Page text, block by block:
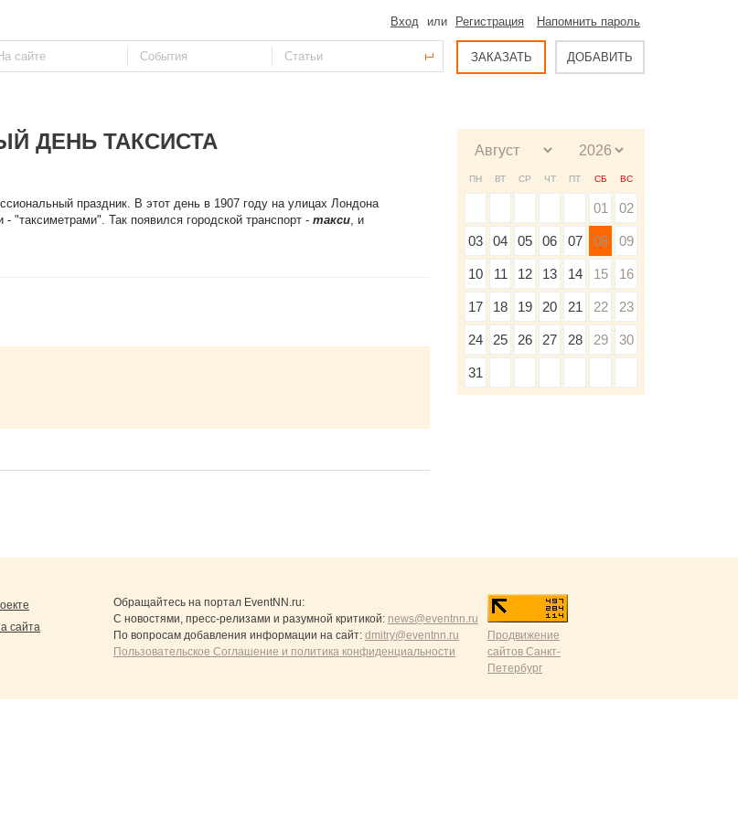
Вход или Регистрация Напомнить пароль
ЗАКАЗАТЬ ДОБАВИТЬ
ДЕНЬ ТАКСИСТА
праздник. В этот день в 1907 году на улицах Лондона
Так появился городской транспорт - такси, и
ПН ВТ СР ЧТ ПТ СБ ВС
01 02
03 04 05 06 07 08 09
10 11 12 13 14 15 16
17 18 19 20 21 22 23
24 25 26 27 28 29 30
31
сайта
Обращайтесь на портал EventNN.ru:
С новостями, пресс-релизами и разумной критикой: news@eventnn.ru
По вопросам добавления информации на сайт: dmitry@eventnn.ru
Пользовательское Соглашение и политика конфиденциальности
Продвижение
сайтов Санкт-
Петербург